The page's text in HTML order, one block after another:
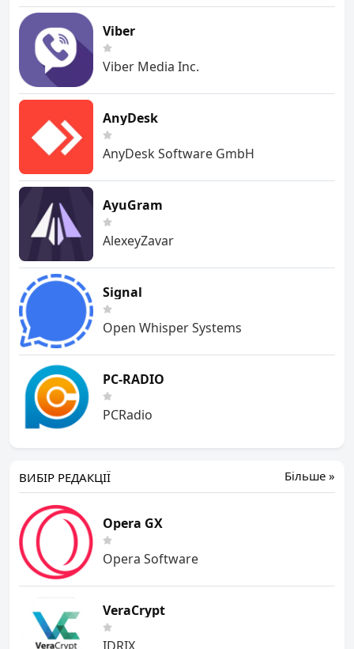
Viber
Viber Media Inc.
AnyDesk
AnyDesk Software GmbH
AyuGram
AlexeyZavar
Signal
Open Whisper Systems
PC-RADIO
PCRadio
Більше »
ВИБІР РЕДАКЦІЇ
Opera GX
Opera Software
VeraCrypt